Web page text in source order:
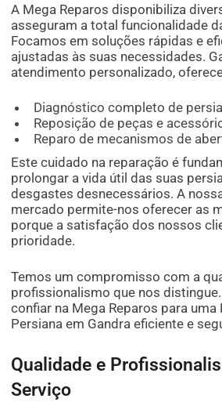
A Mega Reparos disponibiliza
asseguram a total funcionalidade
Focamos em soluções rápidas e
ajustadas às suas necessidades.
atendimento personalizado,
Diagnóstico completo de
Reposição de peças e
Reparo de mecanismos de
Este cuidado na reparação é
prolongar a vida útil das suas
desgastes desnecessários. A
mercado permite-nos oferecer as
porque a satisfação dos nossos
prioridade.
Temos um compromisso com a
profissionalismo que nos
confiar na Mega Reparos para uma
Persiana em Gandra eficiente e
Qualidade e
Serviço